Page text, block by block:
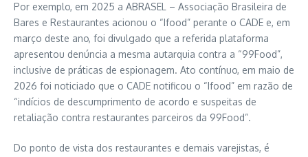
Por exemplo, em 2025 a ABRASEL – Associação Brasileira de
Bares e Restaurantes acionou o “Ifood” perante o CADE e, em
março deste ano, foi divulgado que a referida plataforma
apresentou denúncia a mesma autarquia contra a “99Food”,
inclusive de práticas de espionagem. Ato contínuo, em maio de
2026 foi noticiado que o CADE notificou o “Ifood” em razão de
“indícios de descumprimento de acordo e suspeitas de
retaliação contra restaurantes parceiros da 99Food”.
Do ponto de vista dos restaurantes e demais varejistas, é